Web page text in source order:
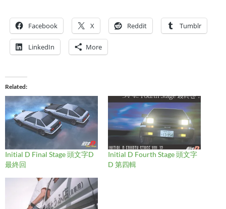
Facebook X Reddit Tumblr
LinkedIn More
Related
Initial D Final Stage 頭文字D
最終回
Initial D Fourth Stage 頭文字
D 第四輯